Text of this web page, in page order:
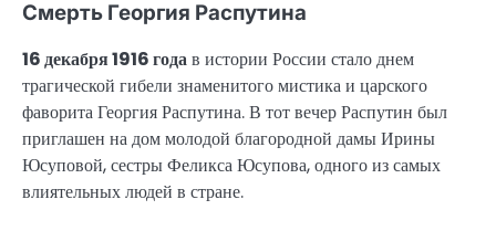
Смерть Георгия Распутина
16 декабря 1916 годав истории России стало днем
трагической гибели знаменитого мистика и царского
фаворита Георгия Распутина. В тот вечер Распутин был
приглашен на дом молодой благородной дамы Ирины
Юсуповой, сестры Феликса Юсупова, одного из самых
влиятельных людей в стране.